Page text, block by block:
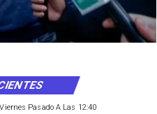
Pasado A Las 12:40